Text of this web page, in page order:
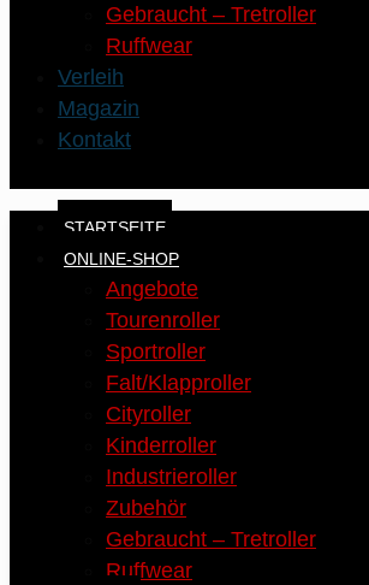
Gebraucht – Tretroller
Ruffwear
Verleih
Magazin
Kontakt
STARTSEITE
ONLINE-SHOP
Angebote
Tourenroller
Sportroller
Falt/Klapproller
Cityroller
Kinderroller
Industrieroller
Zubehör
Gebraucht – Tretroller
Ruffwear